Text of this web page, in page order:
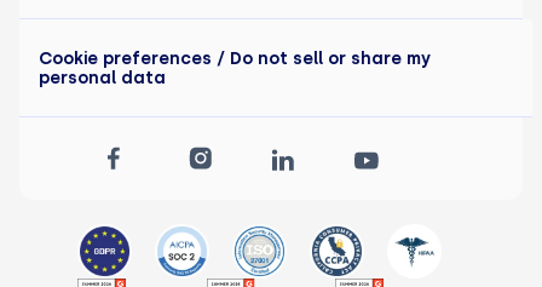
Cookie preferences / Do not sell or share my
personal data